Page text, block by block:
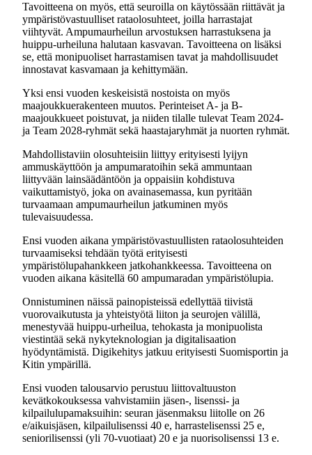
Tavoitteena on myös, että seuroilla on käytössään riittävät ja
ympäristövastuulliset rataolosuhteet, joilla harrastajat
viihtyvät. Ampumaurheilun arvostuksen harrastuksena ja
huippu-urheiluna halutaan kasvavan. Tavoitteena on lisäksi
se, että monipuoliset harrastamisen tavat ja mahdollisuudet
innostavat kasvamaan ja kehittymään.
Yksi ensi vuoden keskeisistä nostoista on myös
maajoukkuerakenteen muutos. Perinteiset A- ja B-
maajoukkueet poistuvat, ja niiden tilalle tulevat Team 2024-
ja Team 2028-ryhmät sekä haastajaryhmät ja nuorten ryhmät.
Mahdollistaviin olosuhteisiin liittyy erityisesti lyijyn
ammuskäyttöön ja ampumaratoihin sekä ammuntaan
liittyvään lainsäädäntöön ja oppaisiin kohdistuva
vaikuttamistyö, joka on avainasemassa, kun pyritään
turvaamaan ampumaurheilun jatkuminen myös
tulevaisuudessa.
Ensi vuoden aikana ympäristövastuullisten rataolosuhteiden
turvaamiseksi tehdään työtä erityisesti
ympäristölupahankkeen jatkohankkeessa. Tavoitteena on
vuoden aikana käsitellä 60 ampumaradan ympäristölupia.
Onnistuminen näissä painopisteissä edellyttää tiivistä
vuorovaikutusta ja yhteistyötä liiton ja seurojen välillä,
menestyvää huippu-urheilua, tehokasta ja monipuolista
viestintää sekä nykyteknologian ja digitalisaation
hyödyntämistä. Digikehitys jatkuu erityisesti Suomisportin ja
Kitin ympärillä.
Ensi vuoden talousarvio perustuu liittovaltuuston
kevätkokouksessa vahvistamiin jäsen-, lisenssi- ja
kilpailulupamaksuihin: seuran jäsenmaksu liitolle on 26
e/aikuisjäsen, kilpailulisenssi 40 e, harrastelisenssi 25 e,
seniorilisenssi (yli 70-vuotiaat) 20 e ja nuorisolisenssi 13 e.